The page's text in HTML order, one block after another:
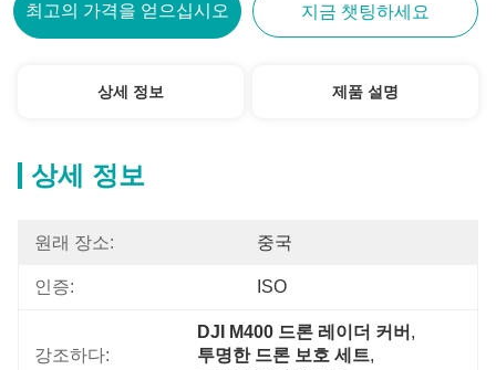
최고의 가격을 얻으십시오 지금 챗팅하세요
상세 정보 제품 설명
상세 정보
원래 장소: 중국
인증: ISO
강조하다:
DJI M400 드론 레이더 커버 ,
투명한 드론 보호 세트,